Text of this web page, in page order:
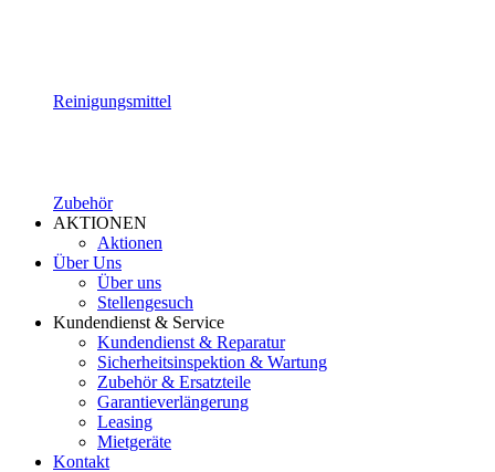
Reinigungsmittel
Zubehör
AKTIONEN
Aktionen
Über Uns
Über uns
Stellengesuch
Kundendienst & Service
Kundendienst & Reparatur
Sicherheitsinspektion & Wartung
Zubehör & Ersatzteile
Garantieverlängerung
Leasing
Mietgeräte
Kontakt